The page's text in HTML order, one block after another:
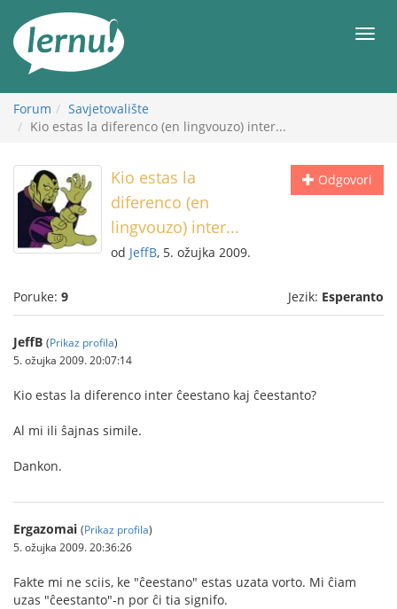
Meni
Forum
Savjetovalište
Kio estas la diferenco (en lingvouzo) inter...
Odgovori
Kio estas la
diferenco (en
lingvouzo) inter...
od JeffB, 5. ožujka 2009.
Poruke: 9 Jezik: Esperanto
JeffB (Prikaz profila)
5. ožujka 2009. 20:07:14
Kio estas la diferenco inter ĉeestano kaj ĉeestanto?
Al mi ili ŝajnas simile.
Dankon.
Ergazomai (Prikaz profila)
5. ožujka 2009. 20:36:26
Fakte mi ne sciis, ke "ĉeestano" estas uzata vorto. Mi ĉiam
uzas "ĉeestanto"-n por ĉi tia signifo.